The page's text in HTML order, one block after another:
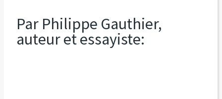
Par Philippe Gauthier,
auteur et essayiste: